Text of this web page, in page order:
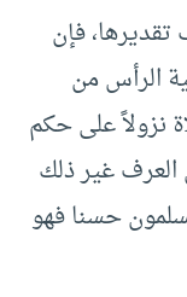
فإن
الرأس من
نزولاً على حكم
العرف غير ذلك
حسنا فهو